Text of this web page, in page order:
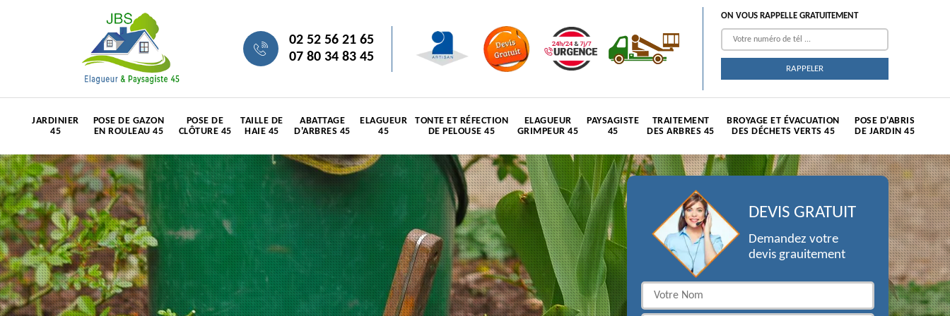
02 52 56 21 65
07 80 34 83 45
ON VOUS RAPPELLE GRATUITEMENT
JARDINIER
45
POSE DE GAZON
EN ROULEAU 45
POSE DE
CLÔTURE 45
TAILLE DE
HAIE 45
ABATTAGE
D'ARBRES 45
ELAGUEUR
45
TONTE ET RÉFECTION
DE PELOUSE 45
ELAGUEUR
GRIMPEUR 45
PAYSAGISTE
45
TRAITEMENT
DES ARBRES 45
BROYAGE ET ÉVACUATION
DES DÉCHETS VERTS 45
POSE D'ABRIS
DE JARDIN 45
DEVIS GRATUIT
Demandez votre
devis grauitement